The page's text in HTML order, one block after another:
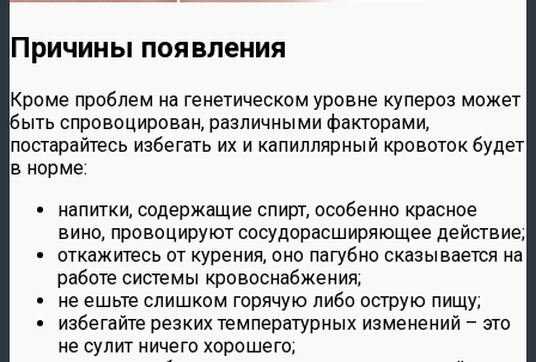
Причины появления
Кроме проблем на генетическом уровне купероз может
быть спровоцирован, различными факторами,
постарайтесь избегать их и капиллярный кровоток будет
в норме:
напитки, содержащие спирт, особенно красное
вино, провоцируют сосудорасширяющее действие;
откажитесь от курения, оно пагубно сказывается на
работе системы кровоснабжения;
не ешьте слишком горячую либо острую пищу;
избегайте резких температурных изменений – это
не сулит ничего хорошего;